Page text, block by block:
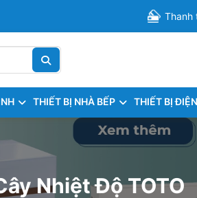
Thanh
THIẾT BỊ NHÀ BẾP THIẾT BỊ ĐIỆN
Nhiệt Độ TOTO